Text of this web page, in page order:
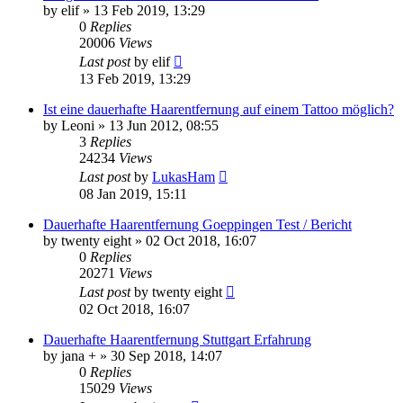
by elif» 13 Feb 2019, 13:29
0 Replies
20006 Views
Last postby elif
13 Feb 2019, 13:29
Ist eine dauerhafte Haarentfernung auf einem Tattoo möglich?
by Leoni » 13 Jun 2012, 08:55
3 Replies
24234 Views
Last postby LukasHam
08 Jan 2019, 15:11
Dauerhafte Haarentfernung Goeppingen Test / Bericht
by twenty eight » 02 Oct 2018, 16:07
0 Replies
20271 Views
Last postby twenty eight
02 Oct 2018, 16:07
Dauerhafte Haarentfernung Stuttgart Erfahrung
by jana + » 30 Sep 2018, 14:07
0 Replies
15029 Views